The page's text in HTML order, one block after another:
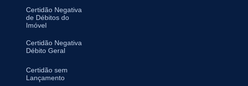
Certidão Negativa
de Débitos do
Imóvel
Certidão Negativa
Débito Geral
Certidão sem
Lançamento